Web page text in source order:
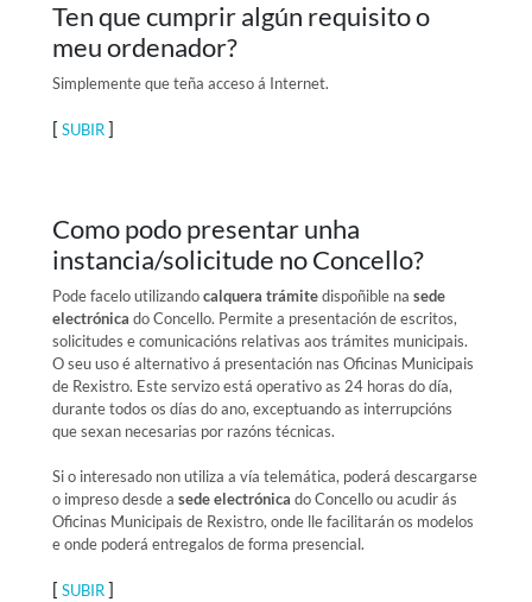
Ten que cumprir algún requisito o
meu ordenador?
Simplemente que teña acceso á Internet.
[ SUBIR]
Como podo presentar unha
instancia/solicitude no Concello?
Pode facelo utilizandocalquera trámitedispoñible na sede
electrónica do Concello. Permite a presentación de escritos,
solicitudes e comunicacións relativas aos trámites municipais.
O seu uso é alternativo á presentación nas Oficinas Municipais
de Rexistro. Este servizo está operativo as 24 horas do día,
durante todos os días do ano, exceptuando as interrupcións
que sexan necesarias por razóns técnicas.
Si o interesado non utiliza a vía telemática, poderá descargarse
o impreso desde a sede electrónica do Concello ou acudir ás
Oficinas Municipais de Rexistro, onde lle facilitarán os modelos
e onde poderá entregalos de forma presencial.
[ SUBIR]